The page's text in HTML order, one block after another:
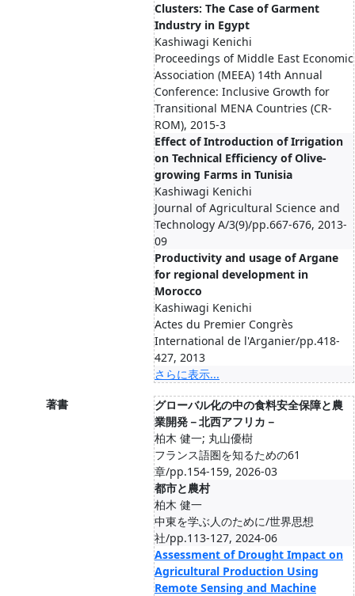
Clusters: The Case of Garment
Industry in Egypt
Kashiwagi Kenichi
Proceedings of Middle East Economic
Association (MEEA) 14th Annual
Conference: Inclusive Growth for
Transitional MENA Countries (CR-
ROM), 2015-3
Effect of Introduction of Irrigation
on Technical Efficiency of Olive-
growing Farms in Tunisia
Kashiwagi Kenichi
Journal of Agricultural Science and
Technology A/3(9)/pp.667-676, 2013-
09
Productivity and usage of Argane
for regional development in
Morocco
Kashiwagi Kenichi
Actes du Premier Congrès
International de l'Arganier/pp.418-
427, 2013
さらに表示...
著書
グローバル化の中の食料安全保障と農
業開発－北西アフリカ－
柏木 健一; 丸山優樹
フランス語圏を知るための61
章/pp.154-159, 2026-03
都市と農村
柏木 健一
中東を学ぶ人のために/世界思想
社/pp.113-127, 2024-06
Assessment of Drought Impact on
Agricultural Production Using
Remote Sensing and Machine